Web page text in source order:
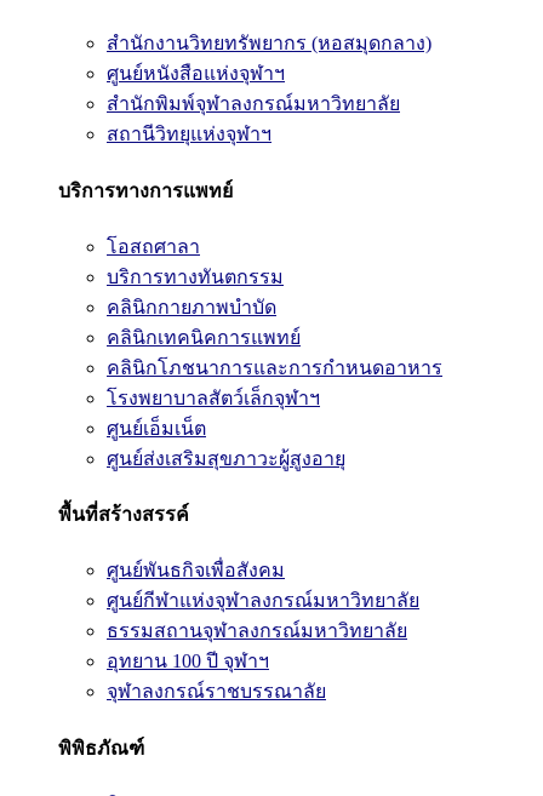
สำนักงานวิทยทรัพยากร (หอสมุดกลาง)
ศูนย์หนังสือแห่งจุฬาฯ
สำนักพิมพ์จุฬาลงกรณ์มหาวิทยาลัย
สถานีวิทยุแห่งจุฬาฯ
บริการทางการแพทย์
โอสถศาลา
บริการทางทันตกรรม
คลินิกกายภาพบำบัด
คลินิกเทคนิคการแพทย์
คลินิกโภชนาการและการกำหนดอาหาร
โรงพยาบาลสัตว์เล็กจุฬาฯ
ศูนย์เอ็มเน็ต
ศูนย์ส่งเสริมสุขภาวะผู้สูงอายุ
พื้นที่สร้างสรรค์
ศูนย์พันธกิจเพื่อสังคม
ศูนย์กีฬาแห่งจุฬาลงกรณ์มหาวิทยาลัย
ธรรมสถานจุฬาลงกรณ์มหาวิทยาลัย
อุทยาน 100 ปี จุฬาฯ
จุฬาลงกรณ์ราชบรรณาลัย
พิพิธภัณฑ์